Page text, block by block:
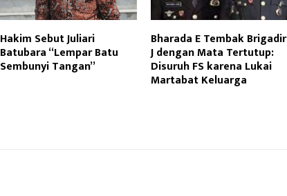
Hakim Sebut Juliari
Batubara “Lempar Batu
Sembunyi Tangan”
Bharada E Tembak Brigadir
J dengan Mata Tertutup:
Disuruh FS karena Lukai
Martabat Keluarga